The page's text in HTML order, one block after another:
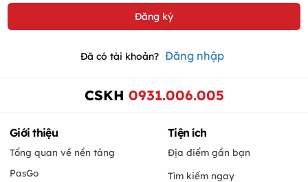
Đã có tài khoản? Đăng nhập
CSKH 0931.006.005
Giới thiệu
Tổng quan về nền tảng
PasGo
Tiện ích
Địa điểm gần bạn
Tìm kiếm ngay